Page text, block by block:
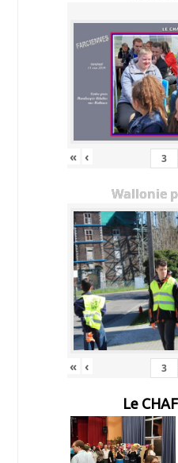
« ‹
Wallonie
« ‹
Le